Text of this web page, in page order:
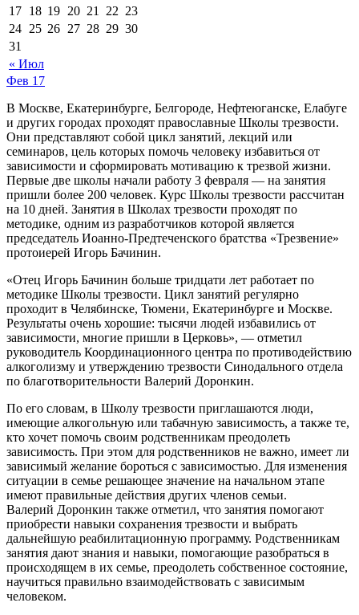
« Июл
17 18 19 20 21 22 23
24 25 26 27 28 29 30
31
Фев 17
В Москве, Екатеринбурге, Белгороде, Нефтеюганске, Елабуге
и других городах проходят православные Школы трезвости.
Они представляют собой цикл занятий, лекций или
семинаров, цель которых помочь человеку избавиться от
зависимости и сформировать мотивацию к трезвой жизни.
Первые две школы начали работу 3 февраля — на занятия
пришли более 200 человек. Курс Школы трезвости рассчитан
на 10 дней. Занятия в Школах трезвости проходят по
методике, одним из разработчиков которой является
председатель Иоанно-Предтеченского братства «Трезвение»
протоиерей Игорь Бачинин.
«Отец Игорь Бачинин больше тридцати лет работает по
методике Школы трезвости. Цикл занятий регулярно
проходит в Челябинске, Тюмени, Екатеринбурге и Москве.
Результаты очень хорошие: тысячи людей избавились от
зависимости, многие пришли в Церковь», — отметил
руководитель Координационного центра по противодействию
алкоголизму и утверждению трезвости Синодального отдела
по благотворительности Валерий Доронкин.
По его словам, в Школу трезвости приглашаются люди,
имеющие алкогольную или табачную зависимость, а также те,
кто хочет помочь своим родственникам преодолеть
зависимость. При этом для родственников не важно, имеет ли
зависимый желание бороться с зависимостью. Для изменения
ситуации в семье решающее значение на начальном этапе
имеют правильные действия других членов семьи.
Валерий Доронкин также отметил, что занятия помогают
приобрести навыки сохранения трезвости и выбрать
дальнейшую реабилитационную программу. Родственникам
занятия дают знания и навыки, помогающие разобраться в
происходящем в их семье, преодолеть собственное состояние,
научиться правильно взаимодействовать с зависимым
человеком.